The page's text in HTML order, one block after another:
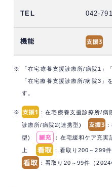
042-
※ 「在宅療養支援診療所/病院1」
「在宅療養支援診療所/病院3」
す。
※ ：在宅療養支援診療所/
診療所/病院2(連携型)
型) ：在宅緩和ケア充
上 ：看取り200～299
：看取り20～99件（